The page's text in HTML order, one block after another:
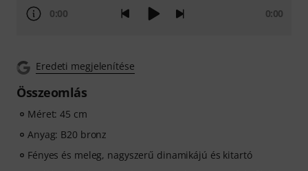
0:00 0:00
Eredeti megjelenítése
Összeomlás
Méret: 45 cm
Anyag: B20 bronz
Fényes és meleg, nagyszerű dinamikájú és kitartó